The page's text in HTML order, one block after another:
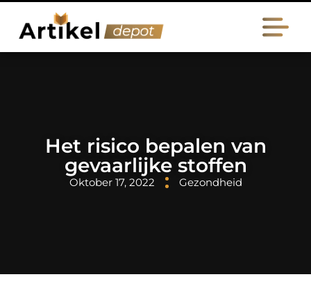
Het risico bepalen van
gevaarlijke stoffen
Oktober 17, 2022 Gezondheid